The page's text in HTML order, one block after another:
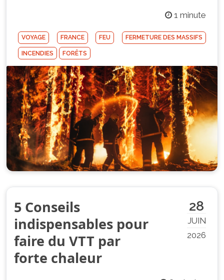
1 minute
VOYAGE FRANCE FEU FERMETURE DES MASSIFS
INCENDIES FORÊTS
28
JUIN
2026
5 Conseils
indispensables pour
faire du VTT par
forte chaleur